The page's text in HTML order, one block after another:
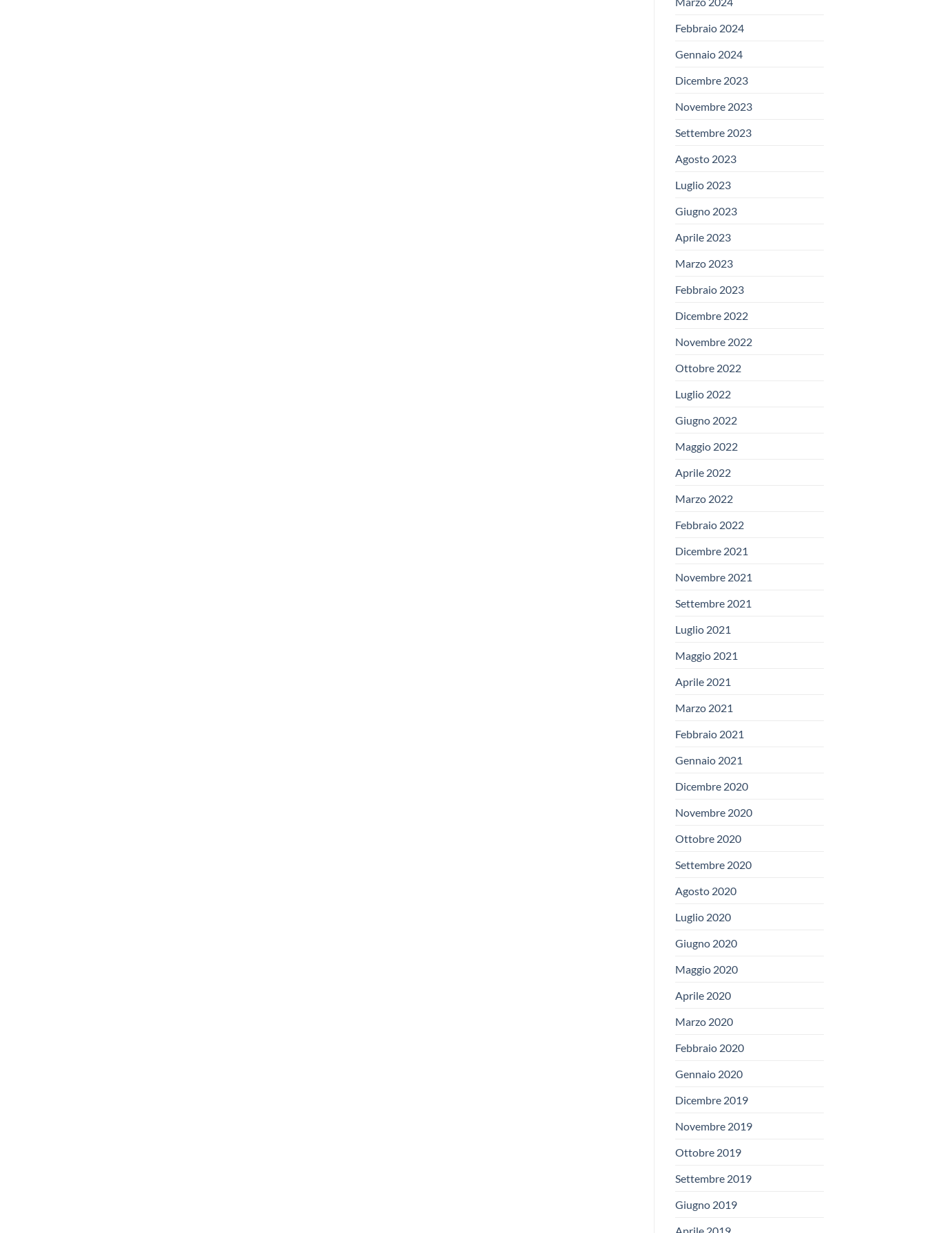
Febbraio 2024
Gennaio 2024
Dicembre 2023
Novembre 2023
Settembre 2023
Agosto 2023
Luglio 2023
Giugno 2023
Aprile 2023
Marzo 2023
Febbraio 2023
Dicembre 2022
Novembre 2022
Ottobre 2022
Luglio 2022
Giugno 2022
Maggio 2022
Aprile 2022
Marzo 2022
Febbraio 2022
Dicembre 2021
Novembre 2021
Settembre 2021
Luglio 2021
Maggio 2021
Aprile 2021
Marzo 2021
Febbraio 2021
Gennaio 2021
Dicembre 2020
Novembre 2020
Ottobre 2020
Settembre 2020
Agosto 2020
Luglio 2020
Giugno 2020
Maggio 2020
Aprile 2020
Marzo 2020
Febbraio 2020
Gennaio 2020
Dicembre 2019
Novembre 2019
Ottobre 2019
Settembre 2019
Giugno 2019
Aprile 2019